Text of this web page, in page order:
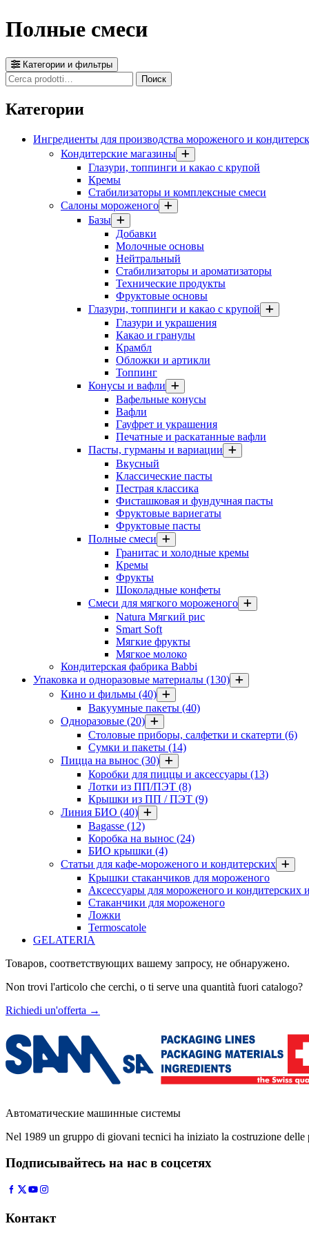
Полные смеси
Категории и фильтры
Cerca
prodotti
Поиск
Категории
Ингредиенты для производства мороженого и
Кондитерские магазины
Глазури, топпинги и какао с крупой
Кремы
Стабилизаторы и комплексные смеси
Салоны мороженого
Базы
Добавки
Молочные основы
Нейтральный
Стабилизаторы и ароматизаторы
Технические продукты
Фруктовые основы
Глазури, топпинги и какао с крупой
Глазури и украшения
Какао и гранулы
Крамбл
Обложки и артикли
Топпинг
Конусы и вафли
Вафельные конусы
Вафли
Гауфрет и украшения
Печатные и раскатанные вафли
Пасты, гурманы и вариации
Вкусный
Классические пасты
Пестрая классика
Фисташковая и фундучная пасты
Фруктовые вариегаты
Фруктовые пасты
Полные смеси
Гранитас и холодные кремы
Кремы
Фрукты
Шоколадные конфеты
Смеси для мягкого мороженого
Natura Мягкий рис
Smart Soft
Мягкие фрукты
Мягкое молоко
Кондитерская фабрика Babbi
Упаковка и одноразовые материалы (130)
Кино и фильмы (40)
Вакуумные пакеты (40)
Одноразовые (20)
Столовые приборы, салфетки и скатерти (6)
Сумки и пакеты (14)
Пицца на вынос (30)
Коробки для пиццы и аксессуары (13)
Лотки из ПП/ПЭТ (8)
Крышки из ПП / ПЭТ (9)
Линия БИО (40)
Bagasse (12)
Коробка на вынос (24)
БИО крышки (4)
Статьи для кафе-мороженого и кондитерских
Крышки стаканчиков для мороженого
Аксессуары для мороженого и кондитерских
Стаканчики для мороженого
Ложки
Termoscatole
GELATERIA
Товаров, соответствующих вашему запросу, не обнаружено.
Non trovi l'articolo che cerchi, o ti serve una quantità fuori catalogo?
Richiedi un'offerta →
Автоматические машинные системы
Nel 1989 un gruppo di giovani tecnici ha iniziato la costruzione
Подписывайтесь на нас в соцсетях
Контакт